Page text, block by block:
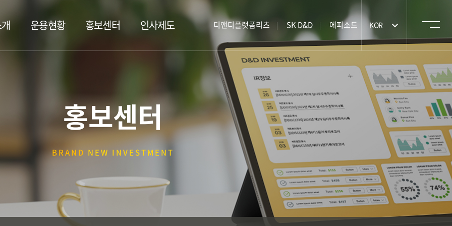
운용현황 홍보센터 인사제도 디앤디플랫폼리츠 SK D&D 에피소드 KOR
홍보센터
BRAND NEW INVESTMENT